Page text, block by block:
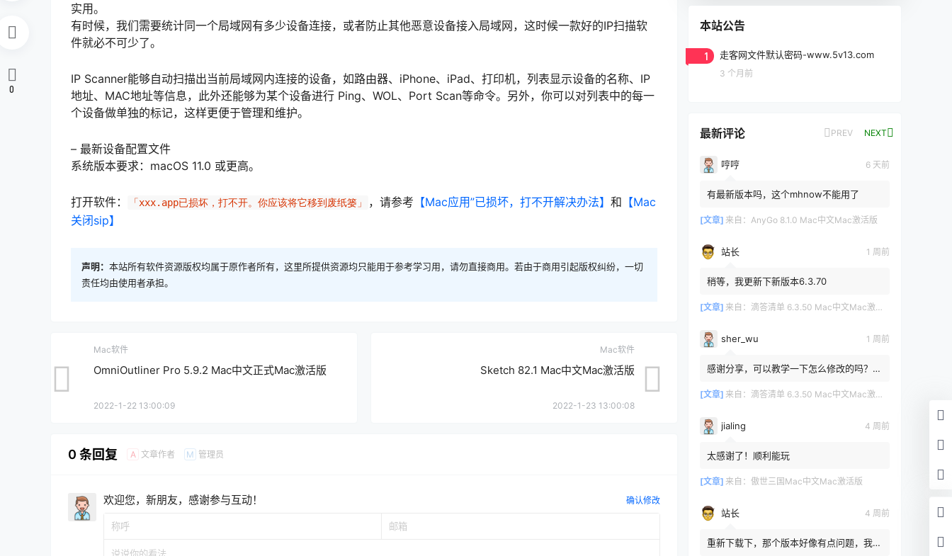
实用。
有时候，我们需要统计同一个局域网有多少设备连接，或者防止其他恶意设备接入局域网，这时候一款好的IP扫描软
件就必不可少了。
IP Scanner能够自动扫描出当前局域网内连接的设备，如路由器、iPhone、iPad、打印机，列表显示设备的名称、IP
地址、MAC地址等信息，此外还能够为某个设备进行 Ping、WOL、Port Scan等命令。另外，你可以对列表中的每一
个设备做单独的标记，这样更便于管理和维护。
– 最新设备配置文件
系统版本要求：macOS 11.0 或更高。
打开软件： 「xxx.app已损坏，打不开。你应该将它移到废纸篓」 ，请参考 【Mac应用”已损坏，打不开解决办法】 和 【Mac
关闭sip】
声明： 本站所有软件资源版权均属于原作者所有，这里所提供资源均只能用于参考学习用，请勿直接商用。若由于商用引起版权纠纷，一切
责任均由使用者承担。
0
Mac软件
OmniOutliner Pro 5.9.2 Mac中文正式Mac激活版
2022-1-22 13:00:09
Mac软件
Sketch 82.1 Mac中文Mac激活版
2022-1-23 13:00:08
0 条回复 A 文章作者 M 管理员
欢迎您，新朋友，感谢参与互动！ 确认修改
本站公告
1 走客网文件默认密码-www.5v13.com
3 个月前
最新评论 PREV NEXT
哼哼 6 天前
有最新版本吗，这个mhnow不能用了
[文章] 来自： AnyGo 8.1.0 Mac中文Mac激活版
站长 1 周前
稍等，我更新下新版本6.3.70
[文章] 来自： 滴答清单 6.3.50 Mac中文Mac激活版
sher_wu 1 周前
感谢分享，可以教学一下怎么修改的吗？目
[文章] 来自： 滴答清单 6.3.50 Mac中文Mac激活版
jialing 4 周前
太感谢了！顺利能玩
[文章] 来自： 傲世三国Mac中文Mac激活版
站长 4 周前
重新下载下，那个版本好像有点问题，我重